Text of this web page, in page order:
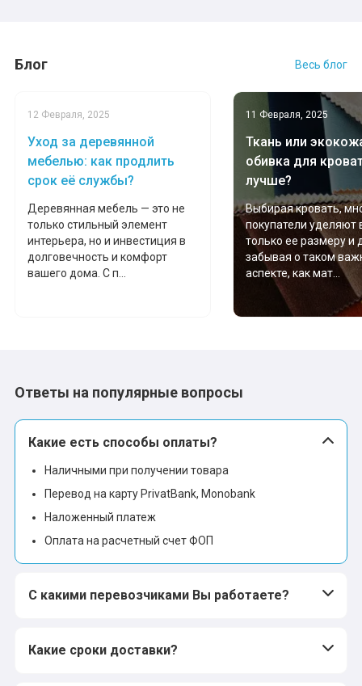
Блог Весь блог
12 Февраля, 2025
Уход за деревянной
мебелью: как продлить
срок её службы?
Деревянная мебель — это не
только стильный элемент
интерьера, но и инвестиция в
долговечность и комфорт
вашего дома. С п...
11 Февраля, 2025
Ткань или
обивка для
лучше?
Выбирая кровать,
покупатели уделяют
только ее размеру и
забывая о таком
аспекте, как мат...
Ответы на популярные вопросы
Какие есть способы оплаты?
Наличными при получении товара
Перевод на карту PrivatBank, Monobank
Наложенный платеж
Оплата на расчетный счет ФОП
С какими перевозчиками Вы работаете?
Какие сроки доставки?